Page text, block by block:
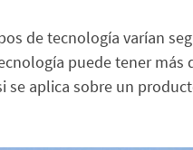
de tecnología varían
puede tener más
se aplica sobre un